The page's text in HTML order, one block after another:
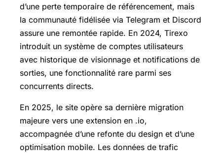
d’une perte temporaire de référencement, mais
la communauté fidélisée via Telegram et Discord
assure une remontée rapide. En 2024, Tirexo
introduit un système de comptes utilisateurs
avec historique de visionnage et notifications de
sorties, une fonctionnalité rare parmi ses
concurrents directs.
En 2025, le site opère sa dernière migration
majeure vers une extension en .io,
accompagnée d’une refonte du design et d’une
optimisation mobile. Les données de trafic